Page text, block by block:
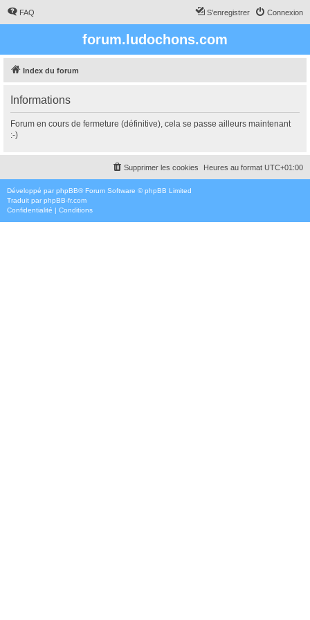
FAQ Connexion
S’enregistrer
forum.ludochons.com
Index du forum
Informations
Forum en cours de fermeture (définitive), cela se passe ailleurs maintenant
:-)
Heures au format UTC+01:00
Supprimer les cookies
Développé par phpBB® Forum Software © phpBB Limited
Traduit par phpBB-fr.com
Confidentialité | Conditions